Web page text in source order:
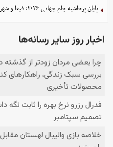
پایان پرحاشیه جام جهانی ۲۰۲۶؛ فیفا و شهرهای میزبان وارد تنش شدند